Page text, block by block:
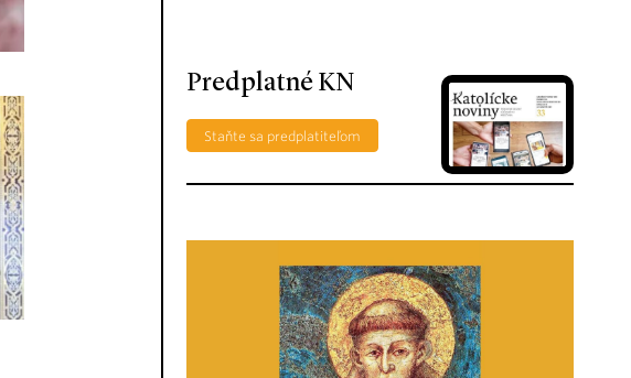
Predplatné KN
Staňte sa predplatiteľom